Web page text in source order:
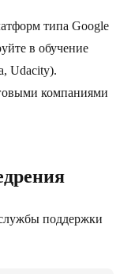
типа Google
в обучение
Udacity).
компаниями
поддержки